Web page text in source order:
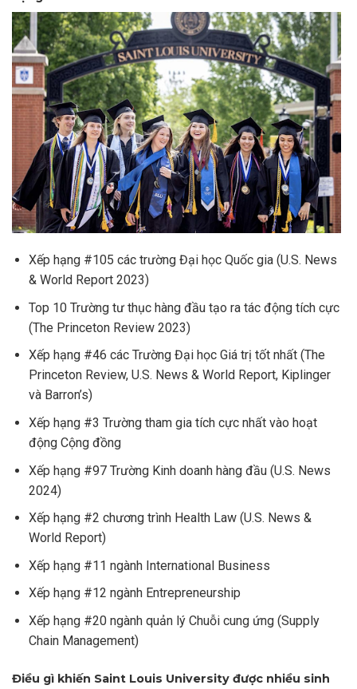
Xếp hạng #105 các trường Đại học Quốc gia (U.S. News
& World Report 2023)
Top 10 Trường tư thục hàng đầu tạo ra tác động tích cực
(The Princeton Review 2023)
Xếp hạng #46 các Trường Đại học Giá trị tốt nhất (The
Princeton Review, U.S. News & World Report, Kiplinger
và Barron’s)
Xếp hạng #3 Trường tham gia tích cực nhất vào hoạt
động Cộng đồng
Xếp hạng #97 Trường Kinh doanh hàng đầu (U.S. News
2024)
Xếp hạng #2 chương trình Health Law (U.S. News &
World Report)
Xếp hạng #11 ngành International Business
Xếp hạng #12 ngành Entrepreneurship
Xếp hạng #20 ngành quản lý Chuỗi cung ứng (Supply
Chain Management)
Điều gì khiến Saint Louis University được nhiều sinh